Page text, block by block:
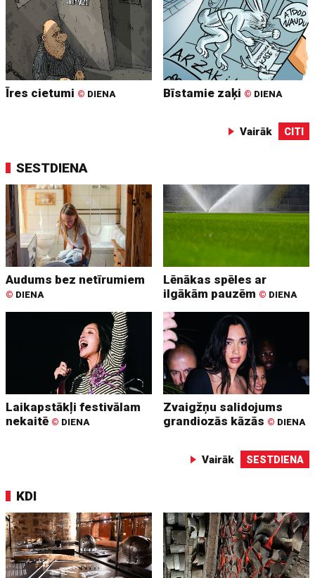
Īres cietumi © DIENA Bīstamie zaķi © DIENA
Vairāk CITI
SESTDIENA
Audums bez netīrumiem
© DIENA
Lēnākas spēles ar
ilgākām pauzēm © DIENA
Laikapstākļi festivālam
nekaitē © DIENA
Zvaigžņu salidojums
grandiozās kāzās © DIENA
Vairāk SESTDIENA
KDI